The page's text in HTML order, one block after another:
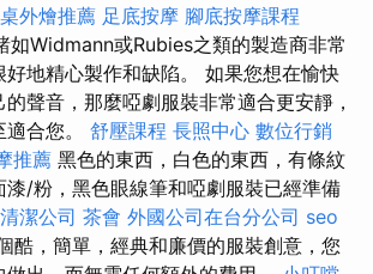
外燴推薦 足底按摩 腳底按摩課程
如Widmann或Rubies之類的製造商非常
地精心製作和缺陷。 如果您想在愉快
聲音，那麼啞劇服裝非常適合更安靜，
合您。 舒壓課程 長照中心 數位行銷
推薦 黑色的東西，白色的東西，有條紋
漆/粉，黑色眼線筆和啞劇服裝已經準備
清潔公司 茶會 外國公司在台分公司 seo
酷，簡單，經典和廉價的服裝創意，您